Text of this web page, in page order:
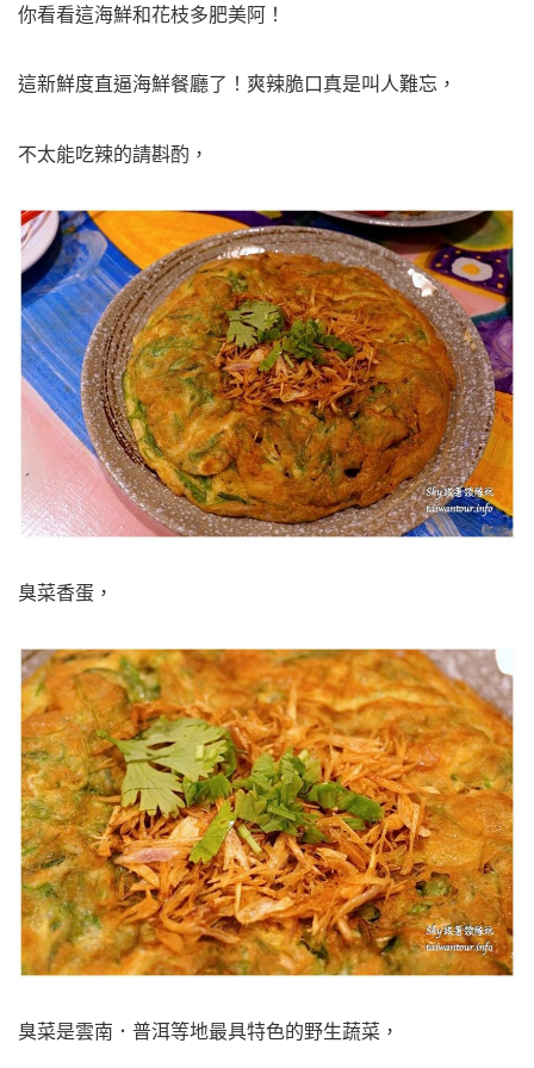
你看看這海鮮和花枝多肥美阿！
這新鮮度直逼海鮮餐廳了！爽辣脆口真是叫人難忘，
不太能吃辣的請斟酌，
臭菜香蛋，
臭菜是雲南．普洱等地最具特色的野生蔬菜，